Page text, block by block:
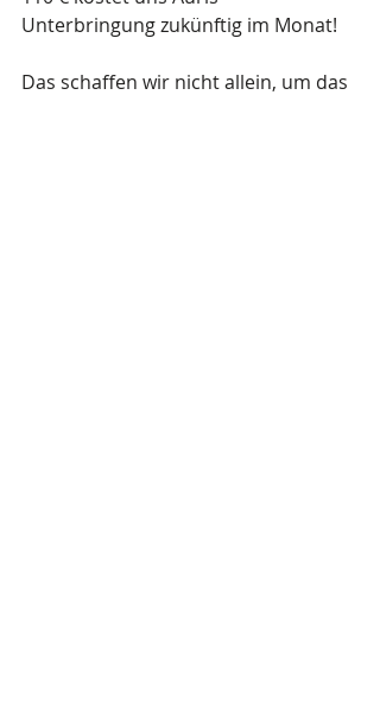
Unterbringung zukünftig im Monat!
Das schaffen wir nicht allein, um das